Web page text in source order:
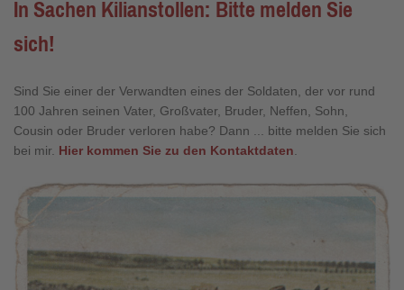
In Sachen Kilianstollen: Bitte melden Sie
sich!
Sind Sie einer der Verwandten eines der Soldaten, der vor rund
100 Jahren seinen Vater, Großvater, Bruder, Neffen, Sohn,
Cousin oder Bruder verloren habe? Dann ... bitte melden Sie sich
bei mir. Hier kommen Sie zu den Kontaktdaten.